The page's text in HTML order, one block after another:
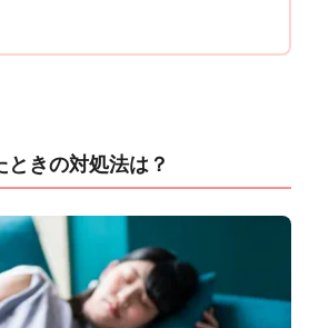
きの対処法は？